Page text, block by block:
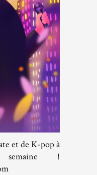
et de K-pop à
semaine !